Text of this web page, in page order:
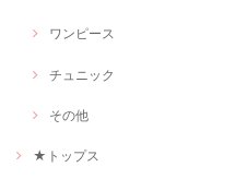
ワンピース
チュニック
その他
★トップス